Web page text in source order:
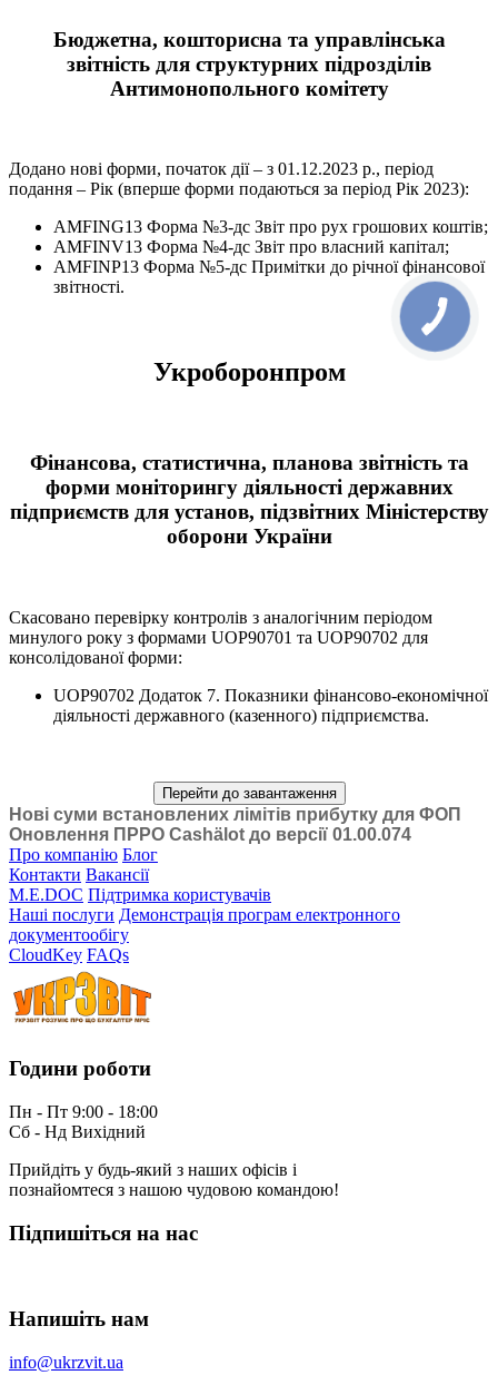
Бюджетна, кошторисна та управлінська
звітність для структурних підрозділів
Антимонопольного комітету
Додано нові форми, початок дії – з 01.12.2023 р., період
подання – Рік (вперше форми подаються за період Рік 2023):
AMFING13 Форма №3-дс Звіт про рух грошових коштів;
AMFINV13 Форма №4-дс Звіт про власний капітал;
AMFINP13 Форма №5-дс Примітки до річної фінансової
звітності.
Укроборонпром
Фінансова, статистична, планова звітність та
форми моніторингу діяльності державних
підприємств для установ, підзвітних Міністерству
оборони України
Скасовано перевірку контролів з аналогічним періодом
минулого року з формами UOP90701 та UOP90702 для
консолідованої форми:
UOP90702 Додаток 7. Показники фінансово-економічної
діяльності державного (казенного) підприємства.
Перейти до завантаження
Нові суми встановлених лімітів прибутку для ФОП
Оновлення ПРРО Cashӓlot до версії 01.00.074
Про компанію Блог
Контакти Вакансії
M.E.DOC Підтримка користувачів
Наші послуги Демонстрація програм електронного
документообігу
CloudKey FAQs
Години роботи
Пн - Пт 9:00 - 18:00
Сб - Нд Вихідний
Прийдіть у будь-який з наших офісів і
познайомтеся з нашою чудовою командою!
Підпишіться на нас
Напишіть нам
info@ukrzvit.ua